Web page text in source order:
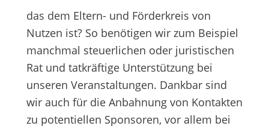
das dem Eltern- und Förderkreis von
Nutzen ist? So benötigen wir zum Beispiel
manchmal steuerlichen oder juristischen
Rat und tatkräftige Unterstützung bei
unseren Veranstaltungen. Dankbar sind
wir auch für die Anbahnung von Kontakten
zu potentiellen Sponsoren, vor allem bei